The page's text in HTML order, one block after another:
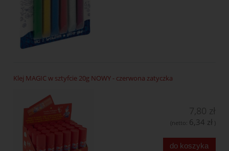
Klej MAGIC w sztyfcie 20g NOWY - czerwona zatyczka
(netto: 6,34 zł )
do koszyka